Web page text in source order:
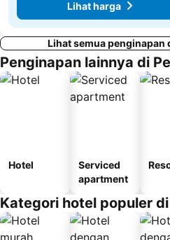
Lihat harga
Lihat semua penginapan
Penginapan lainnya di
Hotel
Serviced
apartment
Kategori hotel populer